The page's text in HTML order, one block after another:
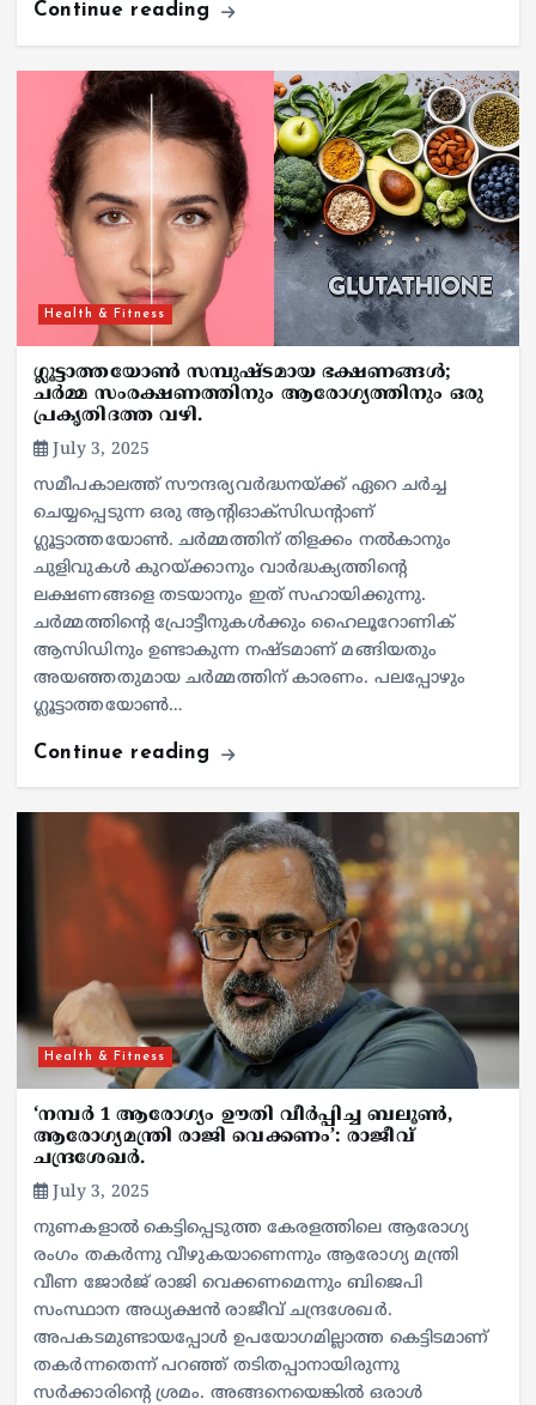
Continue reading
Health & Fitness
ഗ്ലൂട്ടാത്തയോൺ സമ്പുഷ്ടമായ ഭക്ഷണങ്ങൾ;
ചർമ്മ സംരക്ഷണത്തിനും ആരോഗ്യത്തിനും ഒരു
പ്രകൃതിദത്ത വഴി.
July 3, 2025
സമീപകാലത്ത് സൗന്ദര്യവർദ്ധനയ്ക്ക് ഏറെ ചർച്ച
ചെയ്യപ്പെടുന്ന ഒരു ആന്റിഓക്‌സിഡന്റാണ്
ഗ്ലൂട്ടാത്തയോൺ. ചർമ്മത്തിന് തിളക്കം നൽകാനും
ചുളിവുകൾ കുറയ്ക്കാനും വാർദ്ധക്യത്തിന്റെ
ലക്ഷണങ്ങളെ തടയാനും ഇത് സഹായിക്കുന്നു.
ചർമ്മത്തിന്റെ പ്രോട്ടീനുകൾക്കും ഹൈലൂറോണിക്
ആസിഡിനും ഉണ്ടാകുന്ന നഷ്ടമാണ് മങ്ങിയതും
അയഞ്ഞതുമായ ചർമ്മത്തിന് കാരണം. പലപ്പോഴും
ഗ്ലൂട്ടാത്തയോൺ…
Continue reading
Health & Fitness
‘നമ്പർ 1 ആരോഗ്യം ഊതി വീർപ്പിച്ച ബലൂൺ,
ആരോഗ്യമന്ത്രി രാജി വെക്കണം’: രാജീവ്
ചന്ദ്രശേഖർ.
July 3, 2025
നുണകളാൽ കെട്ടിപ്പെടുത്ത കേരളത്തിലെ ആരോഗ്യ
രംഗം തകർന്നു വീഴുകയാണെന്നും ആരോഗ്യ മന്ത്രി
വീണ ജോർജ് രാജി വെക്കണമെന്നും ബിജെപി
സംസ്ഥാന അധ്യക്ഷൻ രാജീവ് ചന്ദ്രശേഖർ.
അപകടമുണ്ടായപ്പോൾ ഉപയോഗമില്ലാത്ത കെട്ടിടമാണ്
തകർന്നതെന്ന് പറഞ്ഞ് തടിതപ്പാനായിരുന്നു
സർക്കാരിൻ്റെ ശ്രമം. അങ്ങനെയെങ്കിൽ ഒരാൾ